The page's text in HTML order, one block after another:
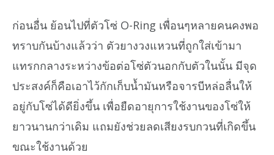
ก่อนอื่น ย้อนไปที่ตัวโซ่ O-Ring เพื่อนๆหลายคนคงพอ
ทราบกันบ้างแล้วว่า ตัวยางวงแหวนที่ถูกใส่เข้ามา
แทรกกลางระหว่างข้อต่อโซ่ตัวนอกกับตัวในนั้น มีจุด
ประสงค์ก็คือเอาไว้กักเก็บน้ำมันหรือจารบีหล่อลื่นให้
อยู่กับโซ่ได้ดียิ่งขึ้น เพื่อยืดอายุการใช้งานของโซ่ให้
ยาวนานกว่าเดิม แถมยังช่วยลดเสียงรบกวนที่เกิดขึ้น
ขณะใช้งานด้วย